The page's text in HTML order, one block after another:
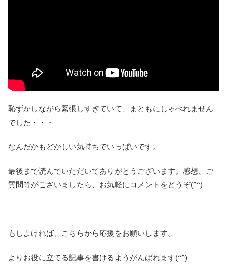
恥ずかしながら緊張しすぎていて、まともにしゃべれません
でした・・・
なんだかもどかしい気持ちでいっぱいです。
最後まで読んでいただいてありがとうございます。感想、ご
質問等がございましたら、お気軽にコメントをどうぞ(^^)
もしよければ、こちらから応援をお願いします。
よりお役に立てる記事を書けるようがんばれます(^^)